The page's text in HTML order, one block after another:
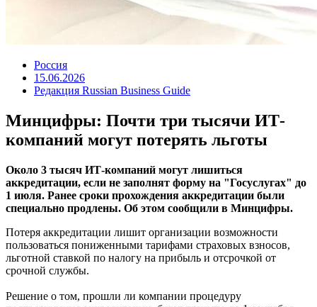
Россия
15.06.2026
Редакция Russian Business Guide
Минцифры: Почти три тысячи ИТ-
компаний могут потерять льготы
Около 3 тысяч ИТ-компаний могут лишиться
аккредитации, если не заполнят форму на "Госуслугах" до
1 июля. Ранее сроки прохождения аккредитации были
специально продлены. Об этом сообщили в Минцифры.
Потеря аккредитации лишит организации возможности
пользоваться пониженными тарифами страховых взносов,
льготной ставкой по налогу на прибыль и отсрочкой от
срочной службы.
Решение о том, прошли ли компании процедуру